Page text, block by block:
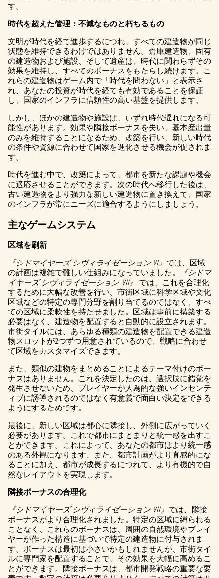
す。
時代を超えた管理：不滅なものと朽ちるもの
文明が時代を経て進歩するにつれ、すべての建造物が同じ
状態を維持できるわけではありません。倉庫建造物、固有
の建造物および施設、そして遺産は、時代に関わらずその
効果を維持し、すべてのボーナスをもたらし続けます。こ
れらの建造物はゲーム内で「時代を問わない」と表示さ
れ、あなたの投資が時代を経ても有効であることを保証
し、国家のインフラに信頼性の高い基盤を提供します。
しかし、ほかの建造物や施設は、いずれ時代遅れになる可
能性があります。効果や隣接ボーナスを失い、基本産出量
のみを維持することになるため、改築を行い、新しい時代
の条件や資源に合わせて国家を進化させる機会が促されま
す。
時代を進む中で、改築によって、都市を新たな課題や機会
に適応させることができます。次の時代へ移行した後は、
古い建造物をより強力な新しい建造物に置き換えて、国家
のインフラが常にニーズに適合するようにしましょう。
主なゲームシステム
区域を刷新
『シドマイヤーズ シヴィライゼーション VI』 では、区域
の計画は複雑で難しい仕組みになっていました。
『シドマ
イヤーズ シヴィライゼーション VII』
では、これを合理化
するために大幅な改善を行い、市街区域に科学区域や文化
区域などの特定の専門分野を割り当てるのではなく、すべ
ての区域に柔軟性を持たせました。区域は事前に構築する
必要はなく、建造物を配置すると自動的に設立されます。
市街タイルには、あらゆる種類の建造物を配置できる建造
物スロットが2つずつ用意されているので、戦略に合わせ
て区域をカスタマイズできます。
また、類似の建物をまとめることによるテーマ付けのボー
ナスはありません。これを決定したのは、選択肢に錯覚を
発生させないため、プレイヤーが人為的な強いインセンテ
ィブに誘導されるのではなく有意義で面白い決定をできる
ようにするためです。
最後に、新しい区域は都心に隣接し、外側に広がっていく
必要があります。これで都市にまとまりと統一感を出すこ
とができます。これによって、あなたの都市はより統一感
のある外観になります。また、都市計画がより直感的にな
ることに加え、都市が成長するにつれて、より有機的で自
然なレイアウトを実現します。
隣接ボーナスの合理化
『シドマイヤーズ シヴィライゼーション VII』 では、隣接
ボーナスがより合理化されました。特定の区域に縛られる
ことなく、これらのボーナスは、周囲の自然環境やプレイ
ヤーが作った構造に基づいて特定の建造物に付与されま
す。ボーナスは最初は小さいかもしれませんが、市街タイ
ルに専門家を配置することで、その効果を大幅に高めるこ
とができます。隣接ボーナスは、都市開発戦略の重要な要